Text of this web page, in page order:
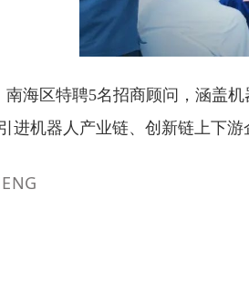
南海区特聘5名招商顾问，涵盖
进机器人产业链、创新链上下